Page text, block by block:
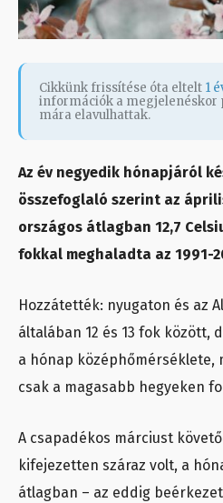
Cikkünk frissítése óta eltelt 1
információk a megjelenéskor
mára elavulhattak.
Az év negyedik hónapjáról
összefoglaló szerint az
országos átlagban 12,7
fokkal meghaladta az 1991-
Hozzátették: nyugaton és az
általában 12 és 13 fok között,
a hónap középhőmérséklete,
csak a magasabb hegyeken
A csapadékos márciust
kifejezetten száraz volt, a
átlagban – az eddig